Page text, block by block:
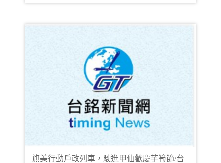
旗美行動戶政列車，駛進甲仙歡慶芋筍節/台